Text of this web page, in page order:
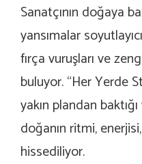
Sanatçının doğaya
yansımalar
fırça vuruşları ve
buluyor. “Her Yerde
yakın plandan
doğanın ritmi, enerjisi,
hissediliyor.